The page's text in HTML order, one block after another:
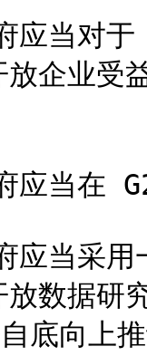
当对于
企业受
当在
当采用
放数据
向上推